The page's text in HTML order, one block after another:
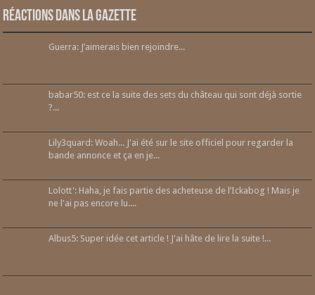
Réactions dans la gazette
Guerra: J’aimerais bien rejoindre...
babar50: est ce la suite des sets du château qui sont déjà sortie
?...
Lily3quard: Woah... J'ai été sur le site officiel pour regarder la
bande annonce et ça en je...
Lolott': Haha, je fais partie des acheteuse de l’Ickabog ! Mais je
ne l'ai pas encore lu....
Albus5: Super idée cet article ! J'ai hâte de lire la suite !...